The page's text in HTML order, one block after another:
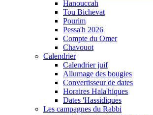
Hanouccah
Tou Bichevat
Pourim
Pessa'h 2026
Compte du Omer
Chavouot
Calendrier
Calendrier juif
Allumage des bougies
Convertisseur de dates
Horaires Hala'hiques
Dates 'Hassidiques
Les campagnes du Rabbi